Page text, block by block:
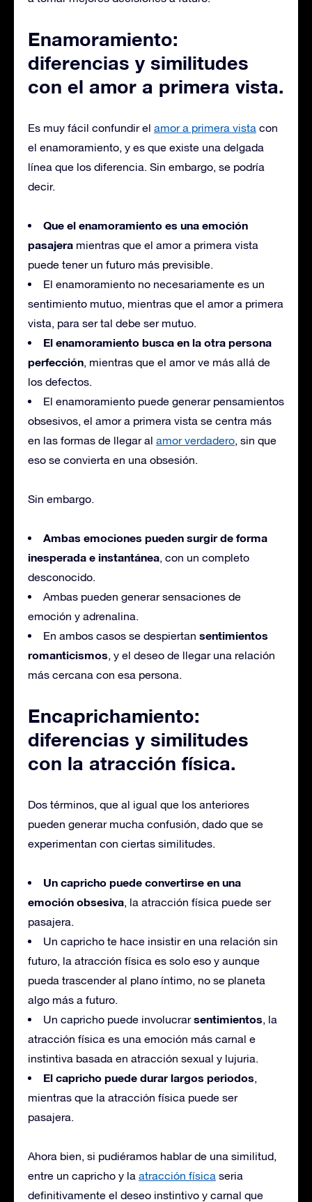
Enamoramiento:
diferencias y similitudes
con el amor a primera vista.
Es muy fácil confundir el amor a primera vista con
el enamoramiento, y es que existe una delgada
línea que los diferencia. Sin embargo, se podría
decir.
Que el enamoramiento es una emoción
pasajera mientras que el amor a primera vista
puede tener un futuro más previsible.
El enamoramiento no necesariamente es un
sentimiento mutuo, mientras que el amor a primera
vista, para ser tal debe ser mutuo.
El enamoramiento busca en la otra persona
perfección, mientras que el amor ve más allá de
los defectos.
El enamoramiento puede generar pensamientos
obsesivos, el amor a primera vista se centra más
en las formas de llegar al amor verdadero, sin que
eso se convierta en una obsesión.
Sin embargo.
Ambas emociones pueden surgir de forma
inesperada e instantánea, con un completo
desconocido.
Ambas pueden generar sensaciones de
emoción y adrenalina.
En ambos casos se despiertan sentimientos
romanticismos, y el deseo de llegar una relación
más cercana con esa persona.
Encaprichamiento:
diferencias y similitudes
con la atracción física.
Dos términos, que al igual que los anteriores
pueden generar mucha confusión, dado que se
experimentan con ciertas similitudes.
Un capricho puede convertirse en una
emoción obsesiva, la atracción física puede ser
pasajera.
Un capricho te hace insistir en una relación sin
futuro, la atracción física es solo eso y aunque
pueda trascender al plano íntimo, no se planeta
algo más a futuro.
Un capricho puede involucrarsentimientos, la
atracción física es una emoción más carnal e
instintiva basada en atracción sexual y lujuria.
El capricho puede durar largos periodos,
mientras que la atracción física puede ser
pasajera.
Ahora bien, si pudiéramos hablar de una similitud,
entre un capricho y la atracción física seria
definitivamente el deseo instintivo y carnal que